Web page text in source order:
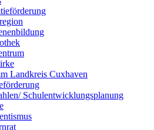
Landkreis Cuxhaven
Schulentwicklungsplanung